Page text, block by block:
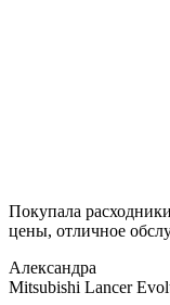
Покупала
цены, отличное
Александра
Mitsubishi Lancer